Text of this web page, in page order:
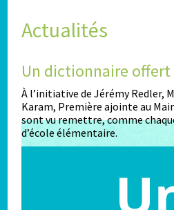
Actualités
Un dictionnaire offert
À l’initiative de Jérémy Redler,
Karam, Première ajointe au
sont vu remettre, comme
d’école élémentaire.